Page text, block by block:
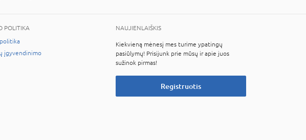
POLITIKA
įgyvendinimo
NAUJIENLAIŠKIS
Kiekvieną mėnesį mes turime ypatingų
pasiūlymų! Prisijunk prie mūsų ir apie juos
sužinok pirmas!
Registruotis